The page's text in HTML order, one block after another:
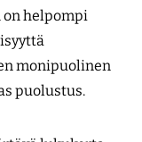
helpompi
monipuolinen
puolustus.